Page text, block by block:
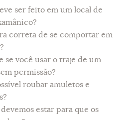
ser feito em um local de
correta de se comportar em
se você usar o traje de um
permissão?
roubar amuletos e
estar para que os